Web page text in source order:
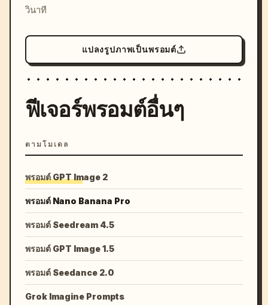
วินาที
แปลงรูปภาพเป็นพรอมต์
ฟีเจอร์พรอมต์อื่นๆ
ตามโมเดล
พรอมต์ GPT Image 2
พรอมต์ Nano Banana Pro
พรอมต์ Seedream 4.5
พรอมต์ GPT Image 1.5
พรอมต์ Seedance 2.0
Grok Imagine Prompts